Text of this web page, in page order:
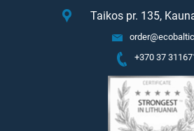
Taikos pr. 135,
+370 37